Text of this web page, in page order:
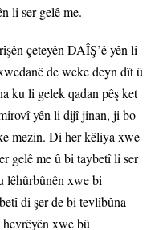
li ser gelê me.
çeteyên DAÎŞ’ê yên li
de weke deyn dît û
ku li gelek qadan pêş ket
yên li dijî jinan, ji bo
mezin. Di her kêliya xwe
gelê me û bi taybetî li ser
lêhûrbûnên xwe bi
di şer de bi tevlîbûna
xwe bû